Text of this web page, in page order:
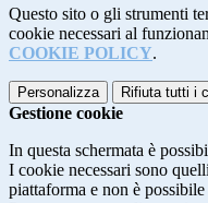
Questo sito o gli strumenti
cookie necessari al
COOKIE POLICY.
Personalizza Rifiuta tutti i
Gestione cookie
In questa schermata è
I cookie necessari sono
piattaforma e non è